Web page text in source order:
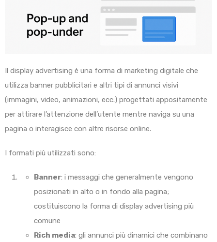
Il display advertising è una forma di marketing digitale che
utilizza banner pubblicitari e altri tipi di annunci visivi
(immagini, video, animazioni, ecc.) progettati appositamente
per attirare l’attenzione dell’utente mentre naviga su una
pagina o interagisce con altre risorse online.
I formati più utilizzati sono:
Banner: i messaggi che generalmente vengono
posizionati in alto o in fondo alla pagina;
costituiscono la forma di display advertising più
comune
Rich media: gli annunci più dinamici che combinano